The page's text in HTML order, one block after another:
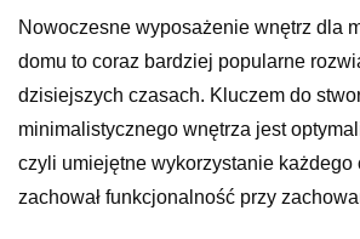
Nowoczesne wyposażenie wnętrz dla
domu to coraz bardziej popularne
dzisiejszych czasach. Kluczem do
minimalistycznego wnętrza jest
czyli umiejętne wykorzystanie każdego
zachował funkcjonalność przy